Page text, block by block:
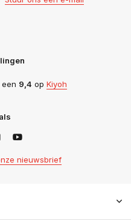
9,4 op Kiyoh
nieuwsbrief